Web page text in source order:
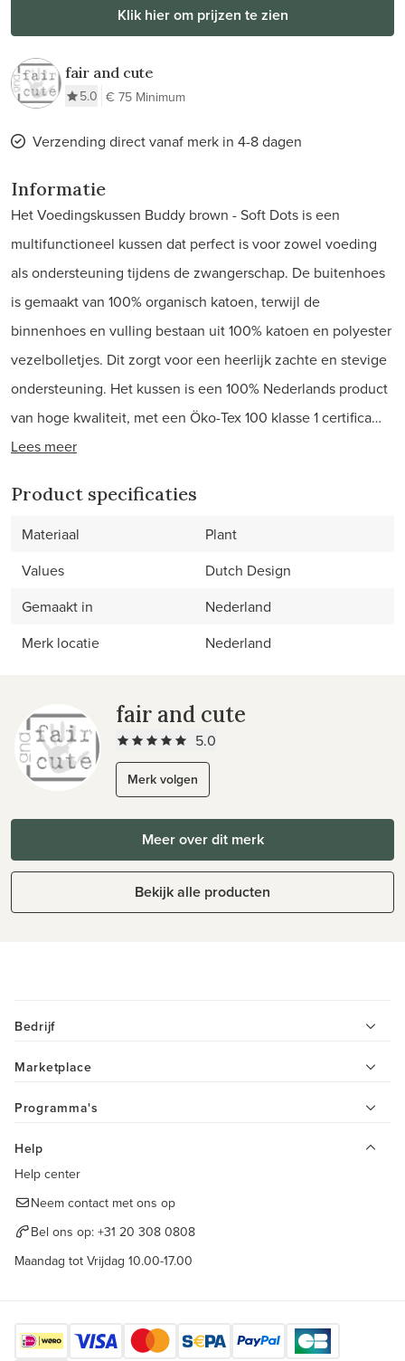
Klik hier om prijzen te zien
fair and cute
5.0 € 75 Minimum
Verzending direct vanaf merk in 4-8 dagen
Informatie
Het Voedingskussen Buddy brown - Soft Dots is een
multifunctioneel kussen dat perfect is voor zowel voeding
als ondersteuning tijdens de zwangerschap. De buitenhoes
is gemaakt van 100% organisch katoen, terwijl de
binnenhoes en vulling bestaan uit 100% katoen en polyester
vezelbolletjes. Dit zorgt voor een heerlijk zachte en stevige
ondersteuning. Het kussen is een 100% Nederlands product
van hoge kwaliteit, met een Öko-Tex 100 klasse 1 certifica…
Lees meer
Product specificaties
Materiaal
Plant
Values
Dutch Design
Gemaakt in
Nederland
Merk locatie
Nederland
fair and cute
5.0
Merk volgen
Meer over dit merk
Bekijk alle producten
Bedrijf
Marketplace
Programma's
Help
Help center
Neem contact met ons op
Bel ons op: +31 20 308 0808
Maandag tot Vrijdag 10.00-17.00